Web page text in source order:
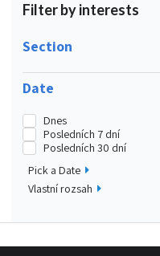
Filter by interests
Section
Date
Dnes
Posledních 7 dní
Posledních 30 dní
Pick a Date
Vlastní rozsah